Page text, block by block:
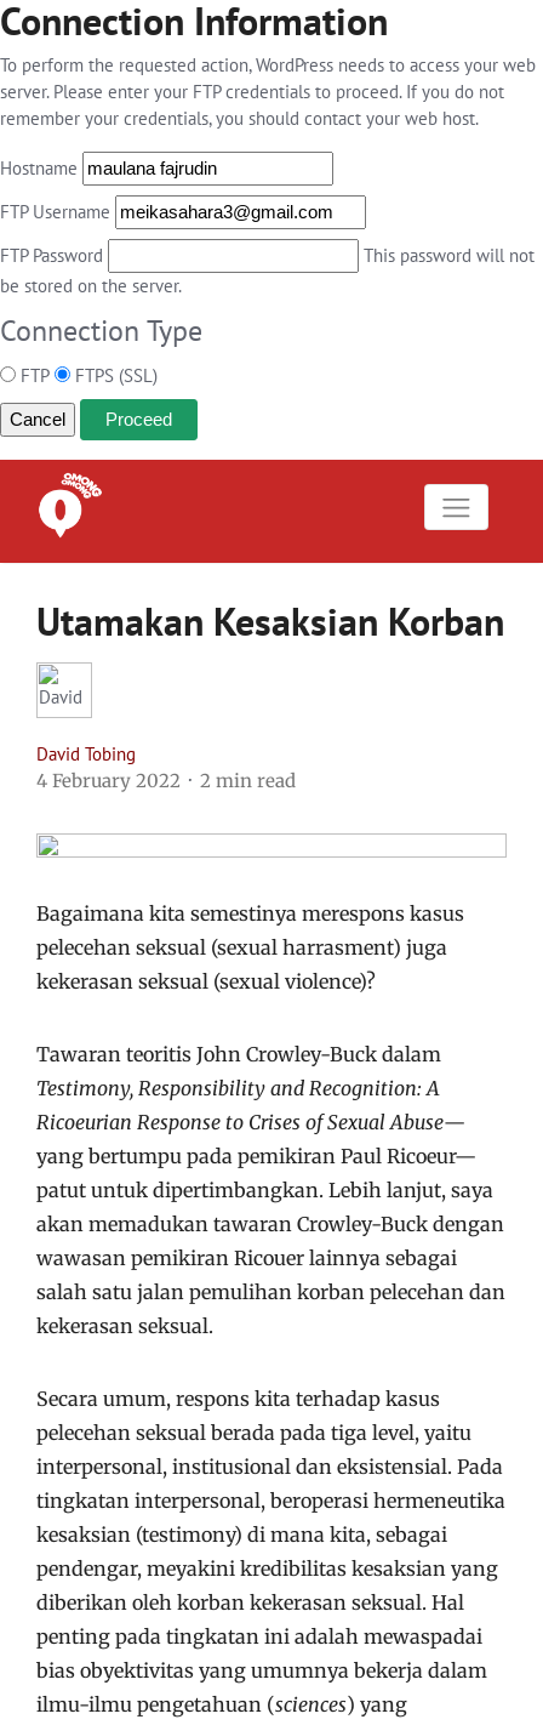
Connection Information
To perform the requested action, WordPress needs to access your web
server. Please enter your FTP credentials to proceed. If you do not
remember your credentials, you should contact your web host.
Hostname
FTP Username
FTP Password
This password will not
be stored on the server.
Connection Type
FTP FTPS (SSL)
Cancel
Utamakan Kesaksian Korban
David Tobing
4 February 2022
2 min read
Bagaimana kita semestinya merespons kasus
pelecehan seksual (sexual harrasment) juga
kekerasan seksual (sexual violence)?
Tawaran teoritis John Crowley-Buck dalam
Testimony, Responsibility and Recognition: A
Ricoeurian Response to Crises of Sexual Abuse—
yang bertumpu pada pemikiran Paul Ricoeur—
patut untuk dipertimbangkan. Lebih lanjut, saya
akan memadukan tawaran Crowley-Buck dengan
wawasan pemikiran Ricouer lainnya sebagai
salah satu jalan pemulihan korban pelecehan dan
kekerasan seksual.
Secara umum, respons kita terhadap kasus
pelecehan seksual berada pada tiga level, yaitu
interpersonal, institusional dan eksistensial. Pada
tingkatan interpersonal, beroperasi hermeneutika
kesaksian (testimony) di mana kita, sebagai
pendengar, meyakini kredibilitas kesaksian yang
diberikan oleh korban kekerasan seksual. Hal
penting pada tingkatan ini adalah mewaspadai
bias obyektivitas yang umumnya bekerja dalam
ilmu-ilmu pengetahuan (sciences) yang